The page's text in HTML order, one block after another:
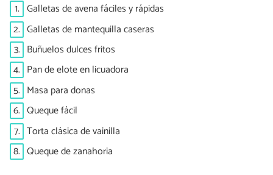
1. Galletas de avena fáciles y rápidas
2. Galletas de mantequilla caseras
3. Buñuelos dulces fritos
4. Pan de elote en licuadora
5. Masa para donas
6. Queque fácil
7. Torta clásica de vainilla
8. Queque de zanahoria